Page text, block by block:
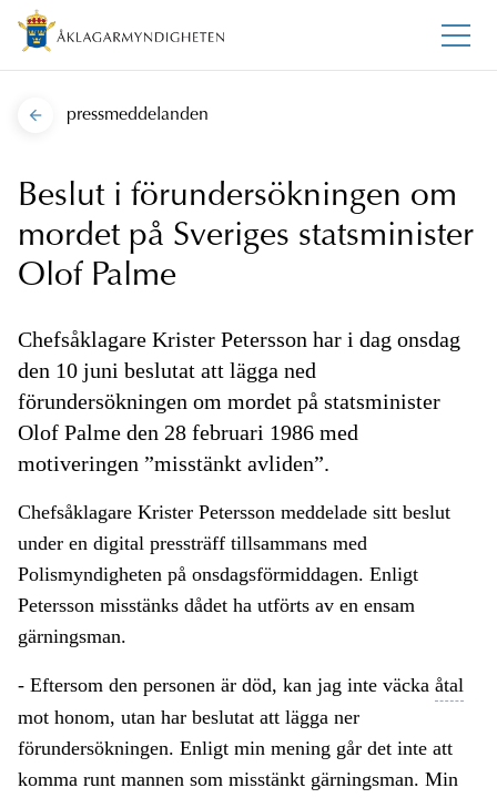
pressmeddelanden
Beslut i förundersökningen om
mordet på Sveriges statsminister
Olof Palme
Chefsåklagare Krister Petersson har i dag onsdag
den 10 juni beslutat att lägga ned
förundersökningen om mordet på statsminister
Olof Palme den 28 februari 1986 med
motiveringen ”misstänkt avliden”.
Chefsåklagare Krister Petersson meddelade sitt beslut
under en digital pressträff tillsammans med
Polismyndigheten på onsdagsförmiddagen. Enligt
Petersson misstänks dådet ha utförts av en ensam
gärningsman.
- Eftersom den personen är död, kan jag inte väcka åtal
mot honom, utan har beslutat att lägga ner
förundersökningen. Enligt min mening går det inte att
komma runt mannen som misstänkt gärningsman. Min